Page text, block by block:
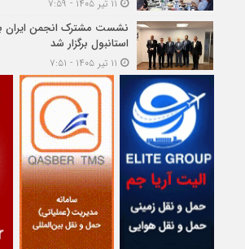
نشست مشترک انجمن ایران با
استانبول برگزار شد